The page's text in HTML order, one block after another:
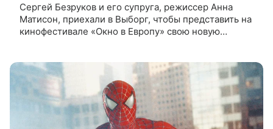
Сергей Безруков и его супруга, режиссер Анна
Матисон, приехали в Выборг, чтобы представить на
кинофестивале «Окно в Европу» свою новую